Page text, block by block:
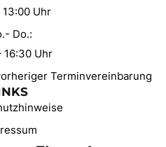
Uhr
Do.:
16:30 Uhr
Terminvereinbarung